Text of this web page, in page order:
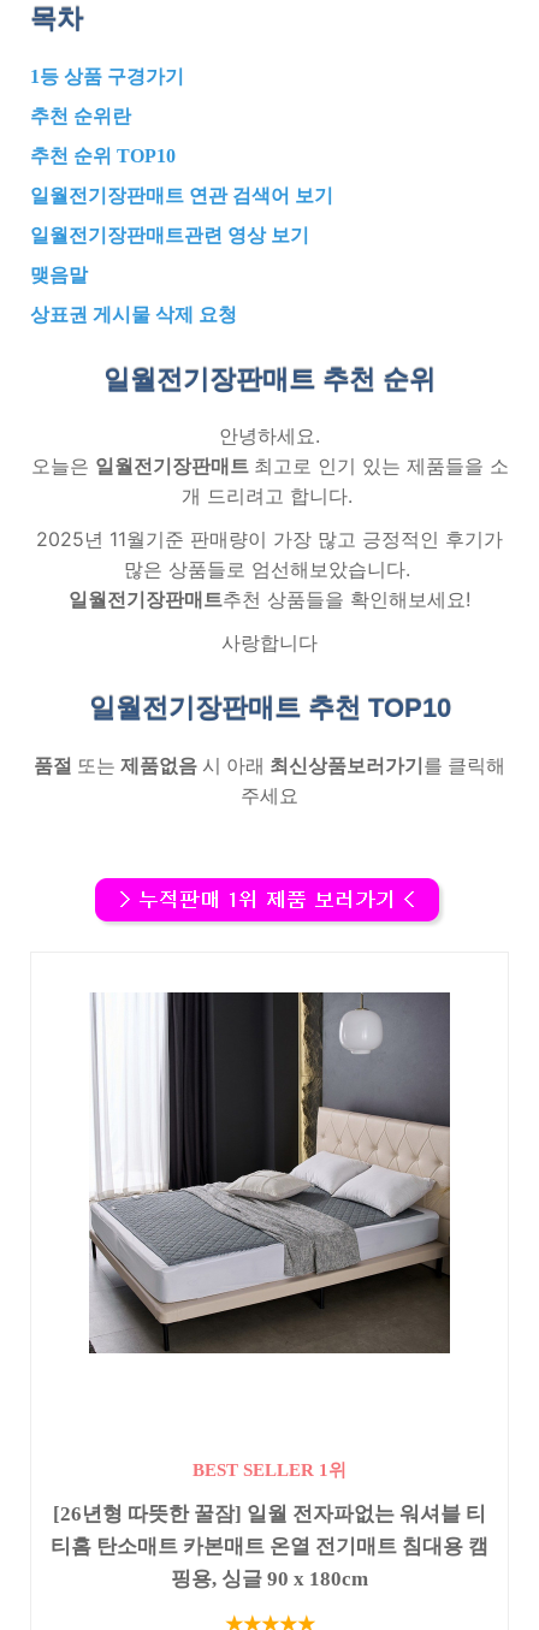
목차
1등 상품 구경가기
추천 순위란
추천 순위 TOP10
일월전기장판매트 연관 검색어 보기
일월전기장판매트관련 영상 보기
맺음말
상표권 게시물 삭제 요청
일월전기장판매트 추천 순위
안녕하세요.
오늘은 일월전기장판매트 최고로 인기 있는 제품들을 소
개 드리려고 합니다.
2025년 11월기준 판매량이 가장 많고 긍정적인 후기가
많은 상품들로 엄선해보았습니다.
일월전기장판매트추천 상품들을 확인해보세요!
사랑합니다
일월전기장판매트 추천 TOP10
품절 또는 제품없음 시 아래 최신상품보러가기 를 클릭해
주세요
BEST SELLER 1위
[26년형 따뜻한 꿀잠] 일월 전자파없는 워셔블 티
티홈 탄소매트 카본매트 온열 전기매트 침대용 캠
핑용, 싱글 90 x 180cm
★★★★★